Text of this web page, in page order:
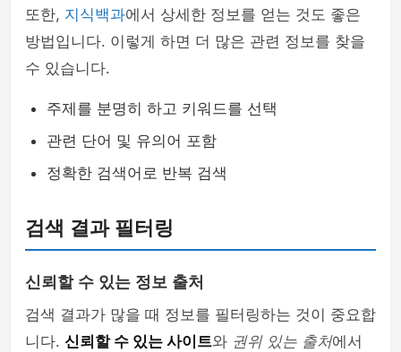
또한, 지식백과에서 상세한 정보를 얻는 것도 좋은
방법입니다. 이렇게 하면 더 많은 관련 정보를 찾을
수 있습니다.
주제를 분명히 하고 키워드를 선택
관련 단어 및 유의어 포함
정확한 검색어로 반복 검색
검색 결과 필터링
신뢰할 수 있는 정보 출처
검색 결과가 많을 때 정보를 필터링하는 것이 중요합
니다. 신뢰할 수 있는 사이트와 권위 있는 출처에서